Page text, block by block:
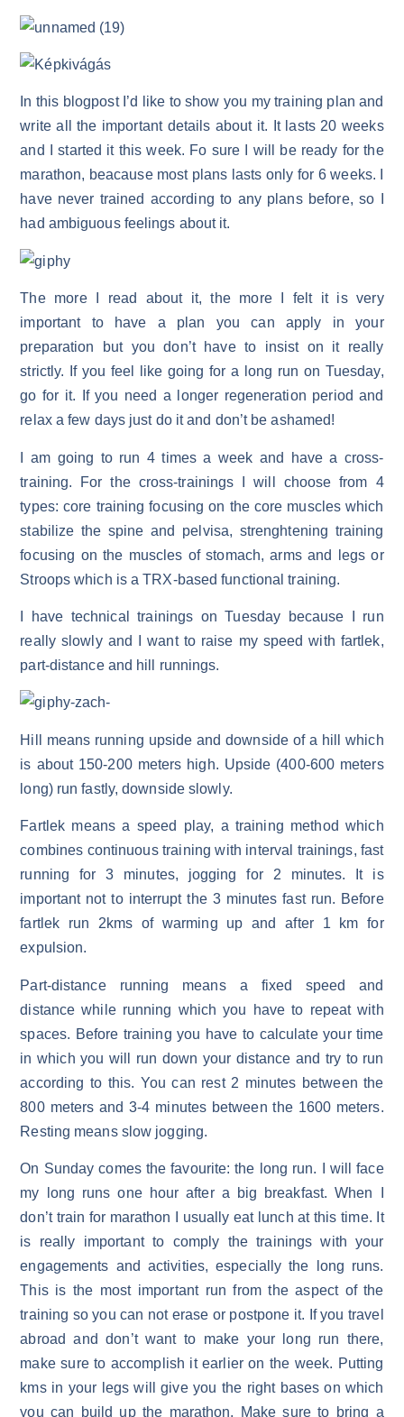
In this blogpost I’d like to show you my training plan and
write all the important details about it. It lasts 20 weeks
and I started it this week. Fo sure I will be ready for the
marathon, beacause most plans lasts only for 6 weeks. I
have never trained according to any plans before, so I
had ambiguous feelings about it.
The more I read about it, the more I felt it is very
important to have a plan you can apply in your
preparation but you don’t have to insist on it really
strictly. If you feel like going for a long run on Tuesday,
go for it. If you need a longer regeneration period and
relax a few days just do it and don’t be ashamed!
I am going to run 4 times a week and have a cross-
training. For the cross-trainings I will choose from 4
types: core training focusing on the core muscles which
stabilize the spine and pelvisa, strenghtening training
focusing on the muscles of stomach, arms and legs or
Stroops which is a TRX-based functional training.
I have technical trainings on Tuesday because I run
really slowly and I want to raise my speed with fartlek,
part-distance and hill runnings.
Hill means running upside and downside of a hill which
is about 150-200 meters high. Upside (400-600 meters
long) run fastly, downside slowly.
Fartlek means a speed play, a training method which
combines continuous training with interval trainings, fast
running for 3 minutes, jogging for 2 minutes. It is
important not to interrupt the 3 minutes fast run. Before
fartlek run 2kms of warming up and after 1 km for
expulsion.
Part-distance running means a fixed speed and
distance while running which you have to repeat with
spaces. Before training you have to calculate your time
in which you will run down your distance and try to run
according to this. You can rest 2 minutes between the
800 meters and 3-4 minutes between the 1600 meters.
Resting means slow jogging.
On Sunday comes the favourite: the long run. I will face
my long runs one hour after a big breakfast. When I
don’t train for marathon I usually eat lunch at this time. It
is really important to comply the trainings with your
engagements and activities, especially the long runs.
This is the most important run from the aspect of the
training so you can not erase or postpone it. If you travel
abroad and don’t want to make your long run there,
make sure to accomplish it earlier on the week. Putting
kms in your legs will give you the right bases on which
you can build up the marathon. Make sure to bring a